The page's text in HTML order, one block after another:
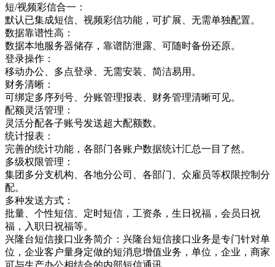
短/视频彩信合一：
默认已集成短信、视频彩信功能，可扩展、无需单独配置。
数据靠谱性高：
数据本地服务器储存，靠谱防泄露、可随时备份还原。
登录操作：
移动办公、多点登录、无需安装、简洁易用。
财务清晰：
可绑定多序列号、分账管理报表、财务管理清晰可见。
配额灵活管理：
灵活分配各子账号发送超大配额数。
统计报表：
完善的统计功能，各部门各账户数据统计汇总一目了然。
多级权限管理：
集团多分支机构、各地分公司、各部门、众雇员等权限控制分
配。
多种发送方式：
批量、个性短信、定时短信，工资条，生日祝福，会员日祝
福，入职日祝福等。
兴隆台短信接口业务简介：兴隆台短信接口业务是专门针对单
位，企业客户量身定做的短消息增值业务，单位，企业，商家
可与生产办公相结合的内部短信通讯，